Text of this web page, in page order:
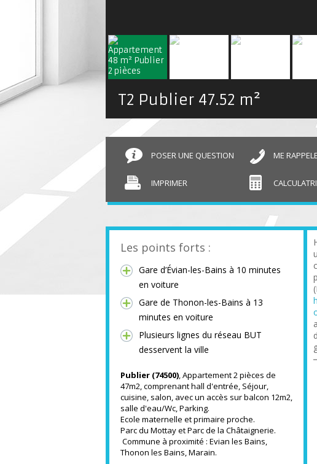
T2 Publier 47.52 m²
POSER UNE QUESTION ME
IMPRIMER
Les points forts :
Gare d’Évian-les-Bains à 10 minutes
en voiture
Gare de Thonon-les-Bains à 13
minutes en voiture
Plusieurs lignes du réseau BUT
desservent la ville
Publier (74500), Appartement 2 pièces de
47m2, comprenant hall d'entrée, Séjour,
cuisine, salon, avec un accès sur balcon 12m2,
salle d'eau/Wc, Parking.
Ecole maternelle et primaire proche.
Parc du Mottay et Parc de la Châtaignerie.
Commune à proximité : Evian les Bains,
Thonon les Bains, Marain.